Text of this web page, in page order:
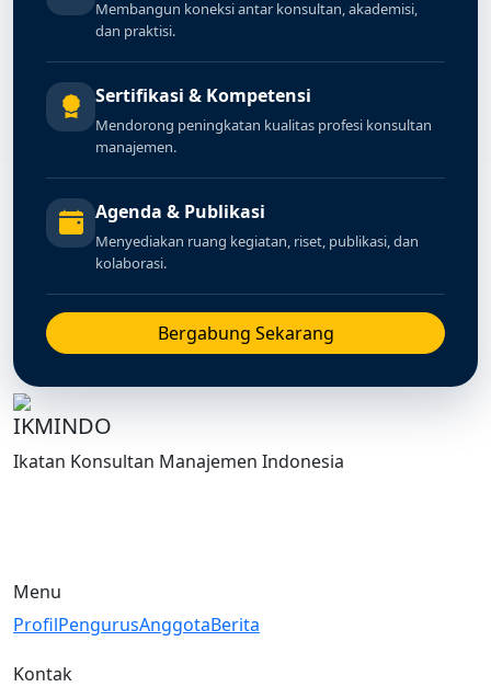
Membangun koneksi antar konsultan, akademisi,
dan praktisi.
Sertifikasi & Kompetensi
Mendorong peningkatan kualitas profesi konsultan
manajemen.
Agenda & Publikasi
Menyediakan ruang kegiatan, riset, publikasi, dan
kolaborasi.
Bergabung Sekarang
IKMINDO
Ikatan Konsultan Manajemen Indonesia
Menu
ProfilPengurusAnggotaBerita
Kontak